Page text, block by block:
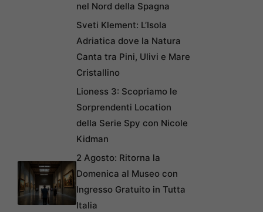
nel Nord della Spagna
Sveti Klement: L’Isola
Adriatica dove la Natura
Canta tra Pini, Ulivi e Mare
Cristallino
Lioness 3: Scopriamo le
Sorprendenti Location
della Serie Spy con Nicole
Kidman
2 Agosto: Ritorna la
Domenica al Museo con
Ingresso Gratuito in Tutta
Italia